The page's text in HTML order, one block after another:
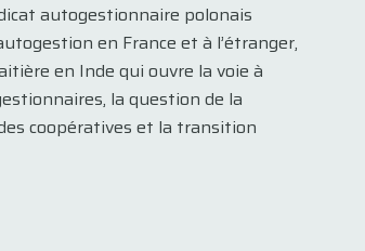
autogestionnaire polonais
en France et à l’étranger,
en Inde qui ouvre la voie à
la question de la
coopératives et la transition